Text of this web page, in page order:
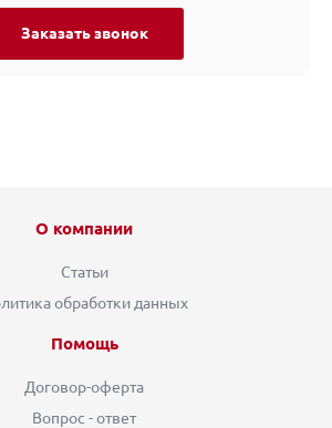
Заказать звонок
О компании
Статьи
обработки данных
Помощь
Договор-оферта
Вопрос - ответ